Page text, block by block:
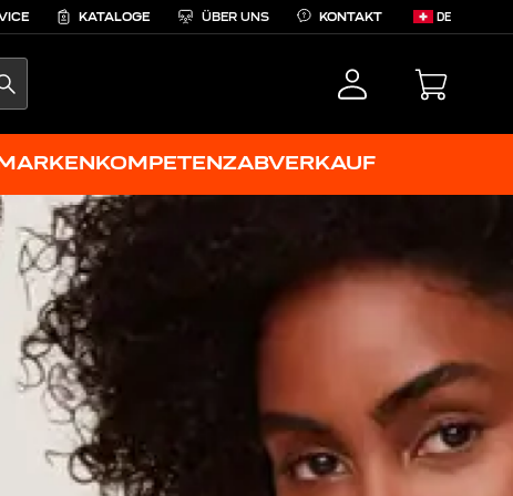
KATALOGE ÜBER UNS KONTAKT DE
SEARCH
ABVERKAUF